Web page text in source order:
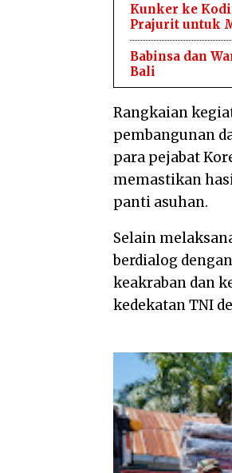
Kunker ke
Prajurit untuk
Babinsa dan
Bali
Rangkaian
pembangunan
para pejabat
memastikan
panti asuhan.
Selain
berdialog
keakraban dan
kedekatan TNI